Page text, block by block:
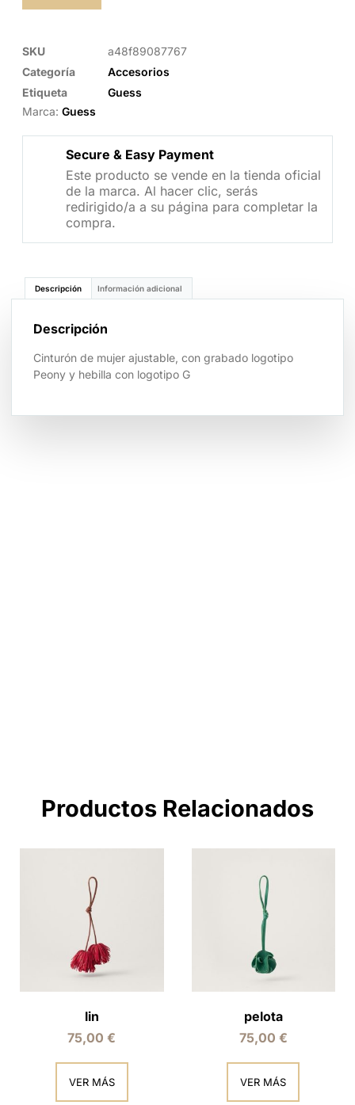
SKU
a48f89087767
Categoría
Accesorios
Etiqueta
Guess
Marca: Guess
Secure & Easy Payment
Este producto se vende en la tienda oficial
de la marca. Al hacer clic, serás
redirigido/a a su página para completar la
compra.
Descripción Información adicional
Descripción
Cinturón de mujer ajustable, con grabado logotipo
Peony y hebilla con logotipo G
Productos Relacionados
lin
75,00€
VER MÁS
pelota
75,00 €
VER MÁS